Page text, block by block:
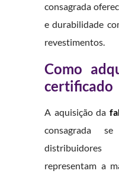
consagrada
e durabilidade
revestimentos.
Como
certificado
A aquisição da
consagrada
representam a